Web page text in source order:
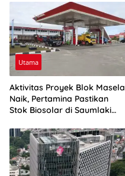
Utama
Aktivitas Proyek Blok Masela
Naik, Pertamina Pastikan
Stok Biosolar di Saumlaki